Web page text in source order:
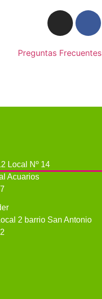
Preguntas Frecuentes
Local Nº 14
Acuarios
2 barrio San Antonio